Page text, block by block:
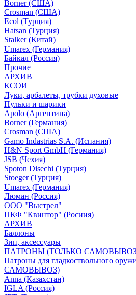
Borner (США)
Crosman (США)
Ecol (Турция)
Hatsan (Турция)
Stalker (Китай)
Umarex (Германия)
Байкал (Россия)
Прочие
АРХИВ
КСОИ
Луки, арбалеты, трубки духовые
Пульки и шарики
Apolo (Аргентина)
Borner (Германия)
Crosman (США)
Gamo Indastrias S.A. (Испания)
H&N Sport GmbH (Германия)
JSB (Чехия)
Spoton Disechi (Турция)
Stoeger (Турция)
Umarex (Германия)
Люман (Россия)
ООО "Выстрел"
ПКФ "Квинтор" (Росиия)
АРХИВ
Баллоны
Зип, аксессуары
ПАТРОНЫ (ТОЛЬКО
Патроны для гладкоствольного
САМОВЫВОЗ)
Anna (Казахстан)
IGLA (Россия)